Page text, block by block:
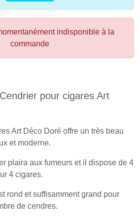
indisponible à la
commande
pour cigares Art
Art Déco Doré offre un très beau
et moderne.
plaira aux fumeurs et il dispose de 4
4 cigares.
rond et suffisamment grand pour
de cendres.